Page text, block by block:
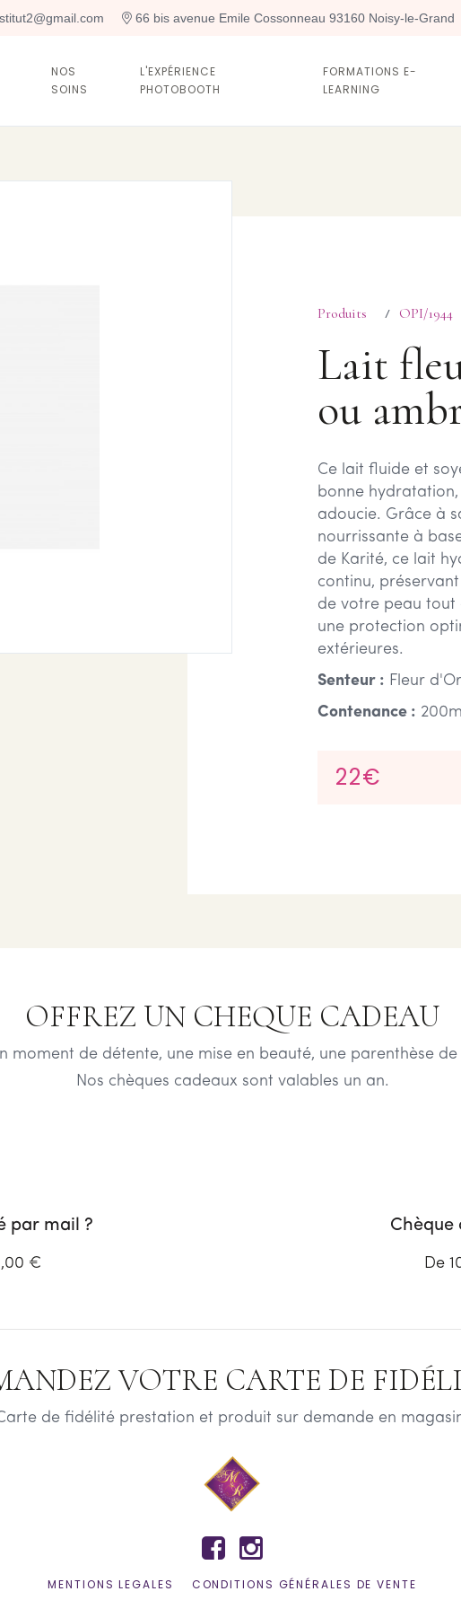
 66 bis avenue Emile Cossonneau 93160 Noisy-le-Grand
NOS
SOINS
L'EXPÉRIENCE
PHOTOBOOTH
FORMATIONS E-
LEARNING
Produits / OPI/1944
Lait
ou
Ce lait fluide et
bonne hydratation,
adoucie. Grâce à
nourrissante à
de Karité, ce lait
continu,
de votre peau tout
une protection
extérieures.
Senteur : Fleur
Contenance :
22€
OFFREZ UN CHEQUE CADEAU
moment de détente, une mise en beauté, une parenthèse de
Nos chèques cadeaux sont valables un an.
par mail ?
€
Chèque
De
VOTRE CARTE DE
de fidélité prestation et produit sur demande en
 
MENTIONS LEGALES CONDITIONS GÉNÉRALES DE VENTE